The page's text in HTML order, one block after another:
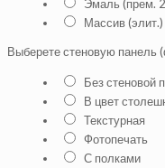
Эмаль (прем.
Массив (элит.)
Выберете стеновую панель
Без стеновой
В цвет
Текстурная
Фотопечать
С полками